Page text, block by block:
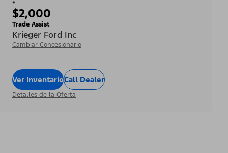
+
$2,000
Trade Assist
Krieger Ford Inc
Cambiar Concesionario
Ver InventarioCall Dealer
Detalles de la Oferta